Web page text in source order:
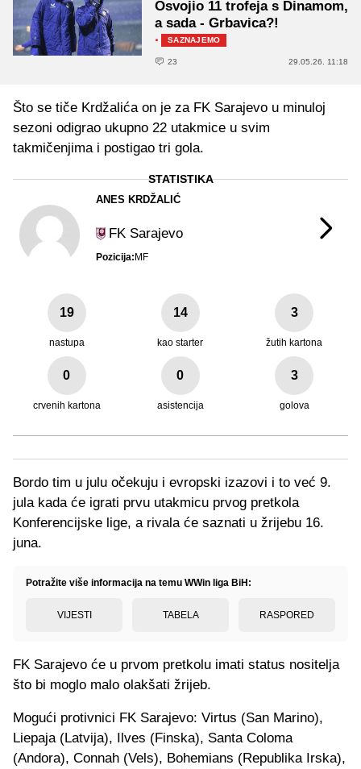
Osvojio 11 trofeja s Dinamom,
a sada - Grbavica?!
· SAZNAJEMO
23 29.05.26. 11:18
Što se tiče Krdžalića on je za FK Sarajevo u minuloj
sezoni odigrao ukupno 22 utakmice u svim
takmičenjima i postigao tri gola.
ANES KRDŽALIĆ
FK Sarajevo
Pozicija: MF
STATISTIKA
19
nastupa
14
kao starter
3
žutih kartona
0
crvenih kartona
0
asistencija
3
golova
Bordo tim u julu očekuju i evropski izazovi i to već 9.
jula kada će igrati prvu utakmicu prvog pretkola
Konferencijske lige, a rivala će saznati u žrijebu 16.
juna.
Potražite više informacija na temu WWin liga BiH:
VIJESTI TABELA RASPORED
FK Sarajevo će u prvom pretkolu imati status nositelja
što bi moglo malo olakšati žrijeb.
Mogući protivnici FK Sarajevo: Virtus (San Marino),
Liepaja (Latvija), Ilves (Finska), Santa Coloma
(Andora), Connah (Vels), Bohemians (Republika Irska),